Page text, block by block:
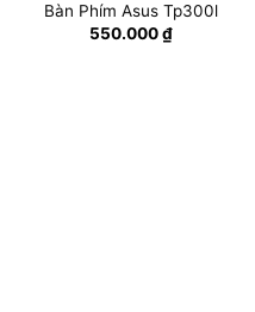
Bàn Phím Asus Tp300l
550.000₫